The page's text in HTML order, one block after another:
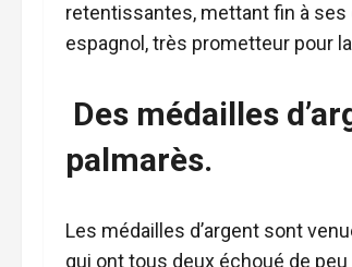
retentissantes, mettant fin à
espagnol, très prometteur pour
Des médailles
palmarès.
Les médailles d’argent sont
qui ont tous deux échoué de peu